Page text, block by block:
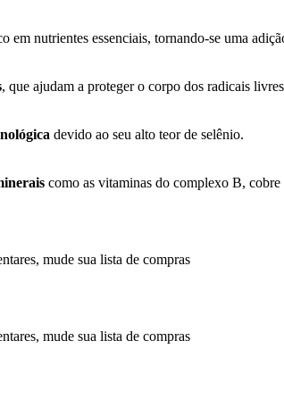
em nutrientes essenciais, tornando-se uma
, que ajudam a proteger o corpo dos radicais
devido ao seu alto teor de selênio.
como as vitaminas do complexo B, cobre
mude sua lista de compras
mude sua lista de compras